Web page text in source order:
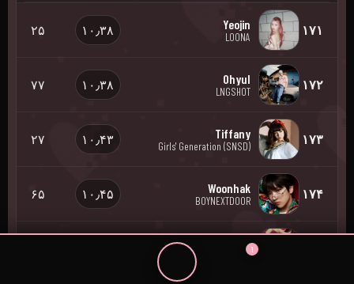
۱۷۱ Yeojin
LOONA ۱۰٫۳۸ ۲۵
۱۷۲ Ohyul
LNGSHOT ۱۰٫۳۸ ۷۷
۱۷۳ Tiffany
Girls' Generation (SNSD) ۱۰٫۴۳ ۲۷
۱۷۴ Woonhak
BOYNEXTDOOR ۱۰٫۴۵ ۶۵
Michi
AtHeart1